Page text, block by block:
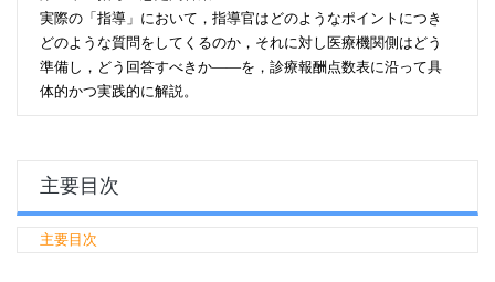
実際の「指導」において，指導官はどのようなポイントにつき
どのような質問をしてくるのか，それに対し医療機関側はどう
準備し，どう回答すべきか――を，診療報酬点数表に沿って具
体的かつ実践的に解説。
主要目次
主要目次